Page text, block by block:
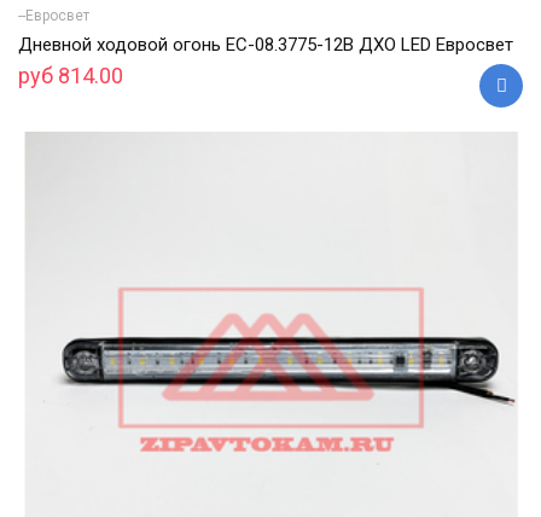
--Евросвет
Дневной ходовой огонь ЕС-08.3775-12В ДХО LED Евросвет
руб 814.00